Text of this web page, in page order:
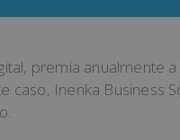
premia anualmente
caso, Inenka Business